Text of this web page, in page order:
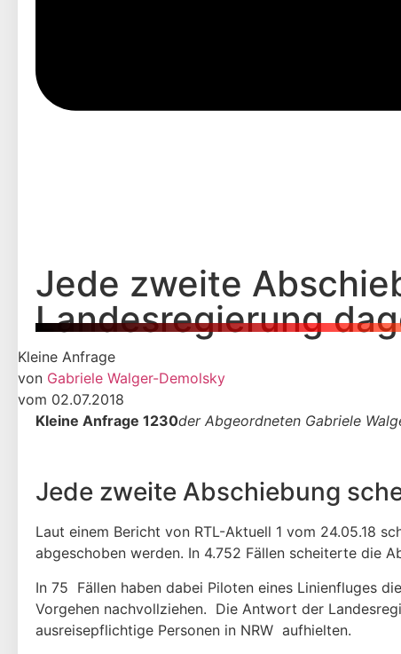
Jede zweite
Landesregierung
Kleine Anfrage
von Gabriele Walger-Demolsky
vom 02.07.2018
Kleine Anfrage 1230der Abgeordneten Gabriele
Jede zweite Abschiebung
Laut einem Bericht von RTL-Aktuell 1 vom 24.05.18
abgeschoben werden. In 4.752 Fällen scheiterte die
In 75 Fällen haben dabei Piloten eines Linienfluges
Vorgehen nachvollziehen. Die Antwort der
ausreisepflichtige Personen in NRW aufhielten.